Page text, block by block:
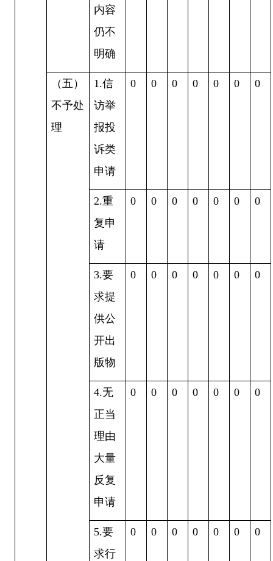
内容
仍不
明确
（五）
不予处
理
1.信
访举
报投
诉类
申请
0 0 0 0 0 0 0
2.重
复申
请
0 0 0 0 0 0 0
3.要
求提
供公
开出
版物
0 0 0 0 0 0 0
4.无
正当
理由
大量
反复
申请
0 0 0 0 0 0 0
5.要
求行
0 0 0 0 0 0 0